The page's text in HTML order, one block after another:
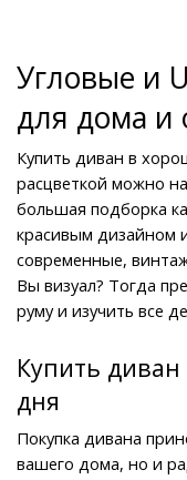
Угловые и
для дома и
Купить диван в
расцветкой можно
большая подборка
красивым дизайном
современные,
Вы визуал? Тогда
руму и изучить все
Купить
дня
Покупка дивана
вашего дома, но и